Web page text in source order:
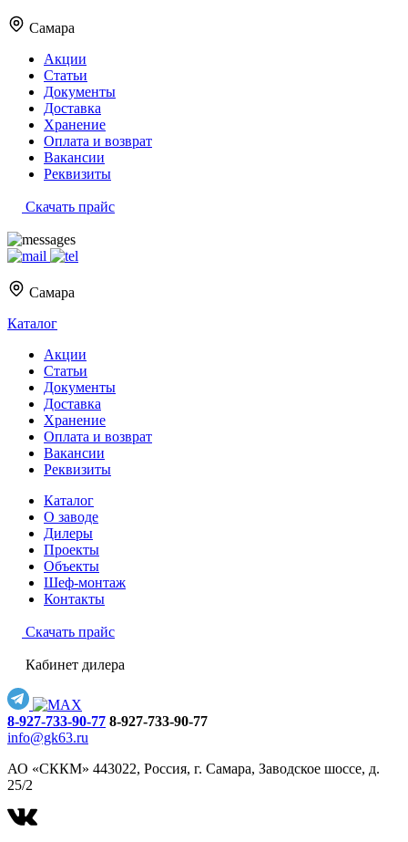
Самара
Акции
Статьи
Документы
Доставка
Хранение
Оплата и возврат
Вакансии
Реквизиты
Скачать прайс
Самара
Каталог
Акции
Статьи
Документы
Доставка
Хранение
Оплата и возврат
Вакансии
Реквизиты
Каталог
О заводе
Дилеры
Проекты
Объекты
Шеф-монтаж
Контакты
Скачать прайс
Кабинет дилера
8-927-733-90-77 8-927-733-90-77
info@gk63.ru
АО «СККМ» 443022, Россия, г. Самара, Заводское шоссе, д.
25/2